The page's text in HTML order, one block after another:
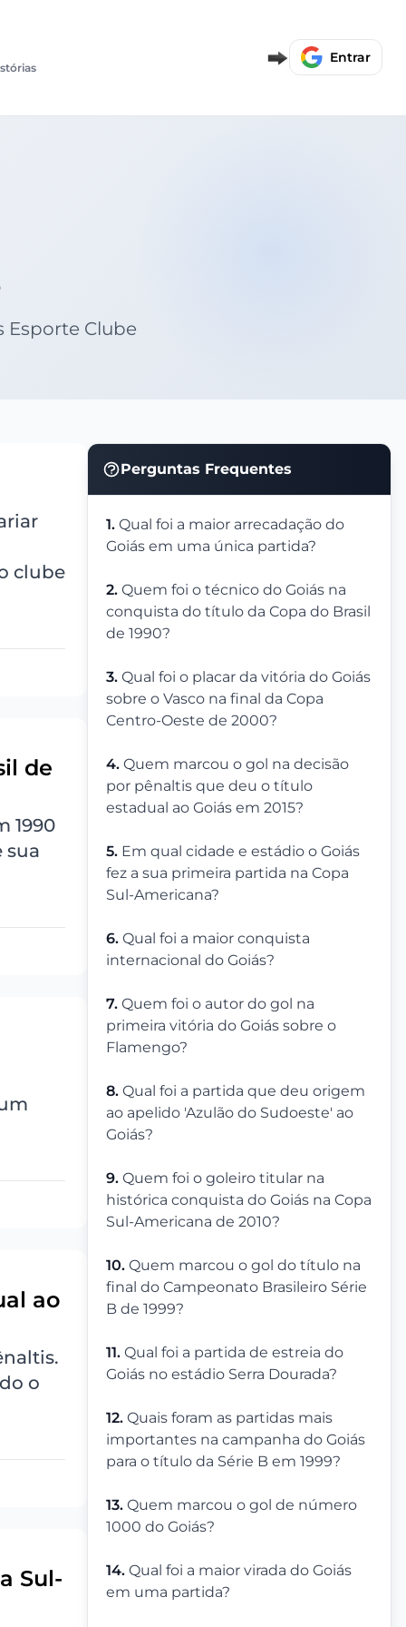
Entrar
Esporte Clube
Perguntas Frequentes
1. Qual foi a maior arrecadação do
Goiás em uma única partida?
2. Quem foi o técnico do Goiás na
conquista do título da Copa do Brasil
de 1990?
3. Qual foi o placar da vitória do Goiás
sobre o Vasco na final da Copa
Centro-Oeste de 2000?
4. Quem marcou o gol na decisão
por pênaltis que deu o título
estadual ao Goiás em 2015?
5. Em qual cidade e estádio o Goiás
fez a sua primeira partida na Copa
Sul-Americana?
6. Qual foi a maior conquista
internacional do Goiás?
7. Quem foi o autor do gol na
primeira vitória do Goiás sobre o
Flamengo?
8. Qual foi a partida que deu origem
ao apelido 'Azulão do Sudoeste' ao
Goiás?
9. Quem foi o goleiro titular na
histórica conquista do Goiás na Copa
Sul-Americana de 2010?
10. Quem marcou o gol do título na
final do Campeonato Brasileiro Série
B de 1999?
11. Qual foi a partida de estreia do
Goiás no estádio Serra Dourada?
12. Quais foram as partidas mais
importantes na campanha do Goiás
para o título da Série B em 1999?
13. Quem marcou o gol de número
1000 do Goiás?
14. Qual foi a maior virada do Goiás
em uma partida?
clube
de
1990
sua
ao
o
Sul-